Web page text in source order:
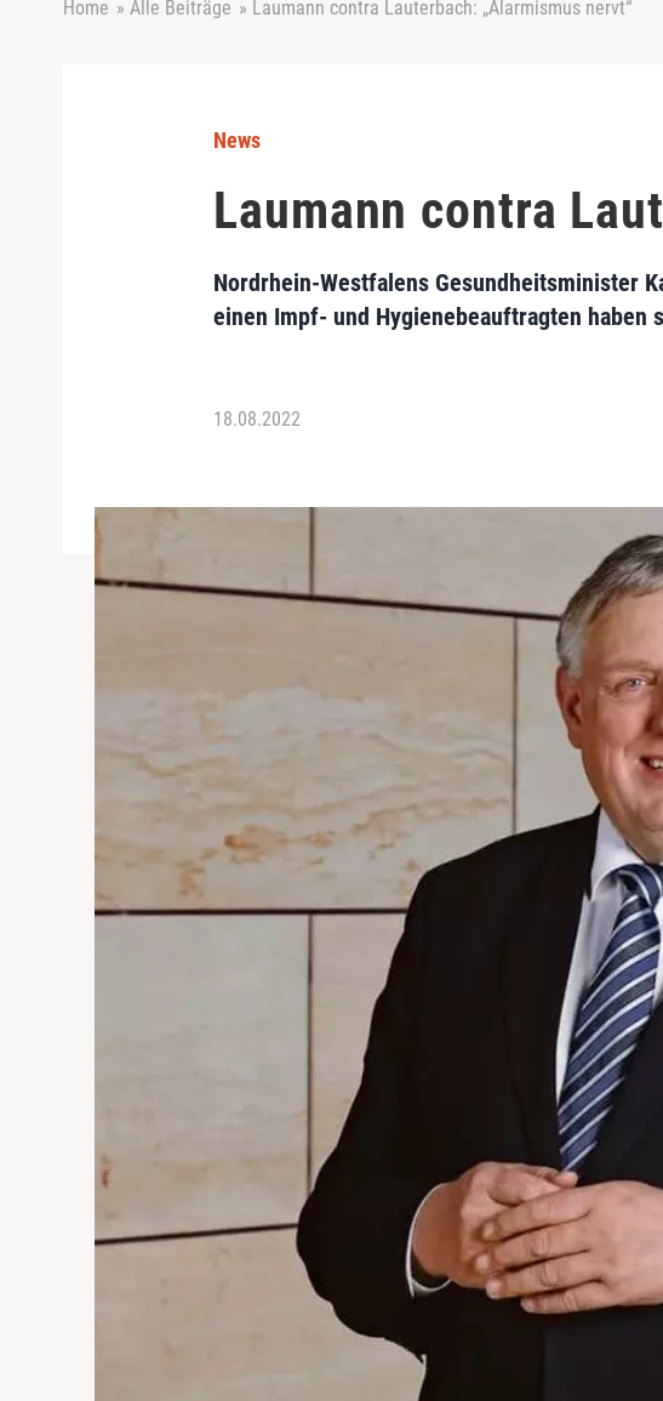
Home » Alle Beiträge » Laumann contra Lauterbach: „Alarmismus nervt“
News
Laumann contra
Nordrhein-Westfalens Gesundheitsminister
einen Impf- und Hygienebeauftragten haben
18.08.2022